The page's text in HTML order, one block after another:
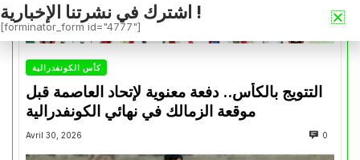
كأس الكونفدرالية
التتويج بالكأس.. دفعة معنوية لإتحاد العاصمة قبل
موقعة الزمالك في نهائي الكونفدرالية
Avril 30, 2026 0
اشترك في نشرتنا الإخبارية !
[forminator_form id="4777"]